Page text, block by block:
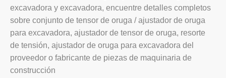
excavadora y excavadora, encuentre detalles completos
sobre conjunto de tensor de oruga / ajustador de oruga
para excavadora, ajustador de tensor de oruga, resorte
de tensión, ajustador de oruga para excavadora del
proveedor o fabricante de piezas de maquinaria de
construcción